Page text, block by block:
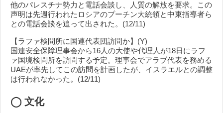
他のパレスチナ勢力と電話会談し、人質の解放を要求。この
声明は先週行われたロシアのプーチン大統領と中東指導者ら
との電話会談を追って出された。(12/11)
【ラファ検問所に国連代表団訪問か】(Y)
国連安全保障理事会から16人の大使や代理人が18日にラフ
ァ国境検問所を訪問する予定。理事会でアラブ代表を務める
UAEが率先してこの訪問を計画したが、イスラエルとの調整
は行われなかった。(12/11)
◯ 文化